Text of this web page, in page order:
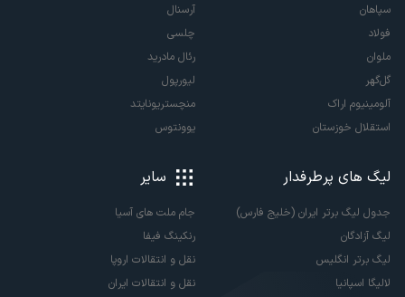
سپاهان
فولاد
ملوان
گل‌گهر
آلومینیوم اراک
استقلال خوزستان
آرسنال
چلسی
رئال مادرید
لیورپول
منچستریونایتد
یوونتوس
لیگ های پرطرفدار
جدول لیگ برتر ایران (خلیج فارس)
لیگ آزادگان
لیگ برتر انگلیس
لالیگا اسپانیا
سایر
جام ملت های آسیا
رنکینگ فیفا
نقل و انتقالات اروپا
نقل و انتقالات ایران